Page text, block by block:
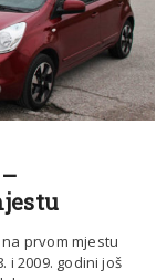
prvom mjestu
i 2009. godini još